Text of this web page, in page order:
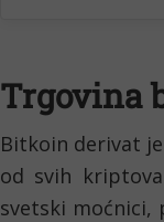
Trgovina
Bitkoin derivat
od svih
svetski moćnici,